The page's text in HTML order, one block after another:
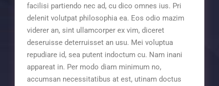
facilisi partiendo nec ad, cu dico omnes ius. Pri
delenit volutpat philosophia ea. Eos odio mazim
viderer an, sint ullamcorper ex vim, diceret
deseruisse deterruisset an usu. Mei voluptua
repudiare id, sea putent indoctum cu. Nam inani
appareat in. Per modo diam minimum no,
accumsan necessitatibus at est, utinam doctus